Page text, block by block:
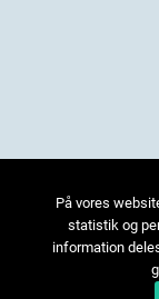
På vores
statistik og
information